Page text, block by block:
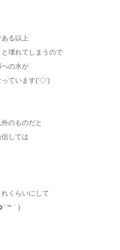
る以上
壊れてしまうので
の水が
ています('◇')ゞ
のものだと
しては
くらいにして
꒳ ` )